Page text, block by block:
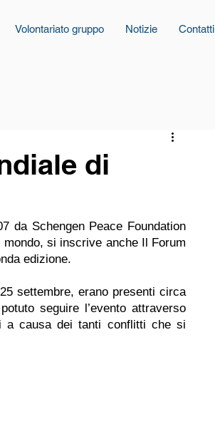
Volontariato gruppo Notizie Contatti
di
da Schengen Peace Foundation
si inscrive anche Il Forum
edizione.
settembre, erano presenti circa
seguire l’evento attraverso
a causa dei tanti conflitti che si